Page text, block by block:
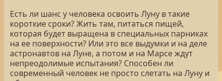
Есть ли шанс у человека освоить Луну в такие
короткие сроки? Жить там, питаться пищей,
которая будет выращена в специальных парниках
на ее поверхности? Или это все выдумки и на деле
астронавтов на Луне, а потом и на Марсе ждут
непреодолимые испытания? Способен ли
современный человек не просто слетать на Луну и